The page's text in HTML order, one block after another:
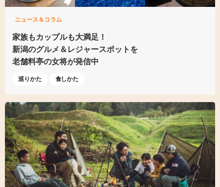
ニュース＆コラム
家族もカップルも大満足！
新潟のグルメ＆レジャースポットを
老舗料亭の女将が発信中
巡りかた 食しかた